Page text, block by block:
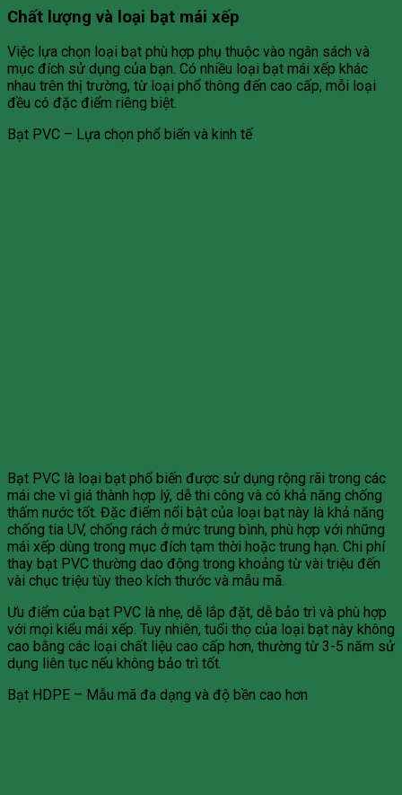
Chất lượng và loại bạt mái xếp
Việc lựa chọn loại bạt phù hợp phụ thuộc vào ngân sách và
mục đích sử dụng của bạn. Có nhiều loại bạt mái xếp khác
nhau trên thị trường, từ loại phổ thông đến cao cấp, mỗi loại
đều có đặc điểm riêng biệt.
Bạt PVC – Lựa chọn phổ biến và kinh tế
Bạt PVC là loại bạt phổ biến được sử dụng rộng rãi trong các
mái che vì giá thành hợp lý, dễ thi công và có khả năng chống
thấm nước tốt. Đặc điểm nổi bật của loại bạt này là khả năng
chống tia UV, chống rách ở mức trung bình, phù hợp với những
mái xếp dùng trong mục đích tạm thời hoặc trung hạn. Chi phí
thay bạt PVC thường dao động trong khoảng từ vài triệu đến
vài chục triệu tùy theo kích thước và mẫu mã.
Ưu điểm của bạt PVC là nhẹ, dễ lắp đặt, dễ bảo trì và phù hợp
với mọi kiểu mái xếp. Tuy nhiên, tuổi thọ của loại bạt này không
cao bằng các loại chất liệu cao cấp hơn, thường từ 3-5 năm sử
dụng liên tục nếu không bảo trì tốt.
Bạt HDPE – Mẫu mã đa dạng và độ bền cao hơn